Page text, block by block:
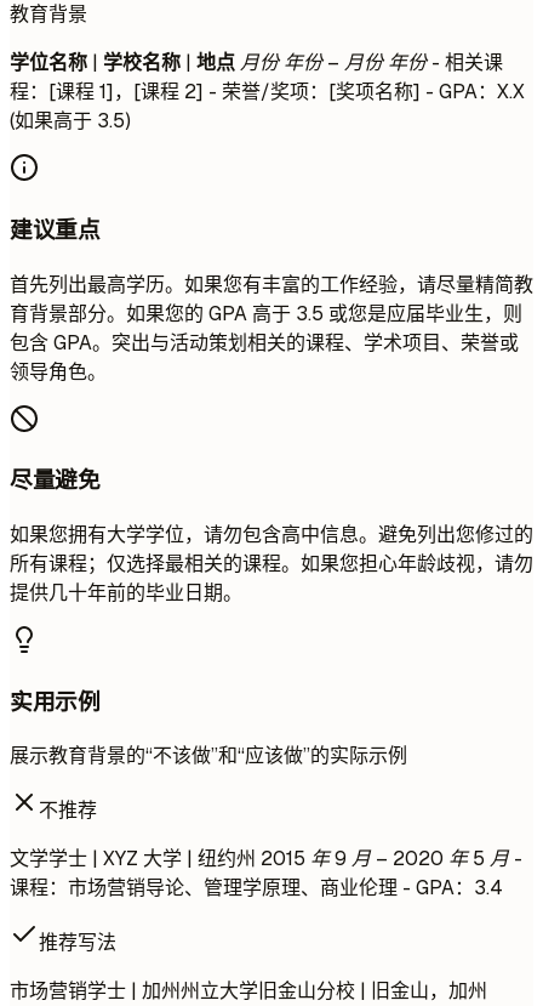
教育背景
学位名称 | 学校名称 | 地点 月份 年份 – 月份 年份- 相关课
程：[课程 1]，[课程 2] - 荣誉/奖项：[奖项名称] - GPA：X.X
(如果高于 3.5)
建议重点
首先列出最高学历。如果您有丰富的工作经验，请尽量精简教
育背景部分。如果您的 GPA 高于 3.5 或您是应届毕业生，则
包含 GPA。突出与活动策划相关的课程、学术项目、荣誉或
领导角色。
尽量避免
如果您拥有大学学位，请勿包含高中信息。避免列出您修过的
所有课程；仅选择最相关的课程。如果您担心年龄歧视，请勿
提供几十年前的毕业日期。
实用示例
展示教育背景的“不该做”和“应该做”的实际示例
不推荐
文学学士 | XYZ 大学 | 纽约州 2015 年 9 月 – 2020 年 5 月-
课程：市场营销导论、管理学原理、商业伦理 - GPA：3.4
推荐写法
市场营销学士 | 加州州立大学旧金山分校 | 旧金山，加州